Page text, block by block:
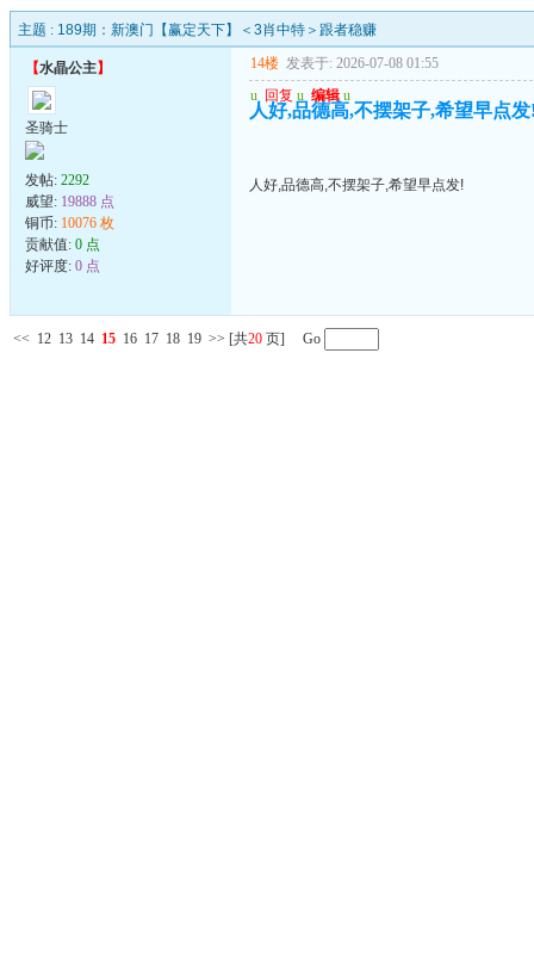
主题 : 189期：新澳门【赢定天下】＜3肖中特＞跟者稳赚
【水晶公主】
圣骑士
发帖: 2292
威望: 19888 点
铜币: 10076 枚
贡献值: 0 点
好评度: 0 点
14楼 发表于: 2026-07-08 01:55
u 回复 u 编辑 u
人好,品德高,不摆架子,希望早点
人好,品德高,不摆架子,希望早点发!
<< 12 13 14 15 16 17 18 19 >> [共20 页] Go